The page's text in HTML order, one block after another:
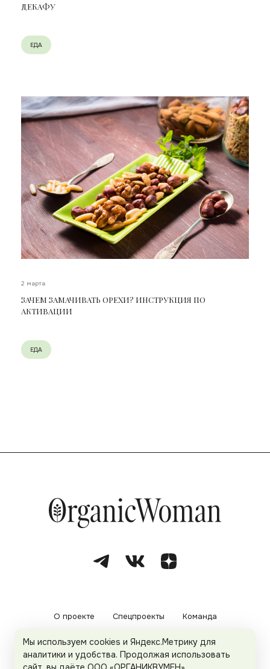
ДЕКАФУ
ЕДА
2 марта
ЗАЧЕМ ЗАМАЧИВАТЬ ОРЕХИ? ИНСТРУКЦИЯ ПО
АКТИВАЦИИ
ЕДА
О проекте Спецпроекты Команда
Рекламодателям Политика конфиденциальности
Мы используем cookies и Яндекс.Метрику для
аналитики и удобства. Продолжая использовать